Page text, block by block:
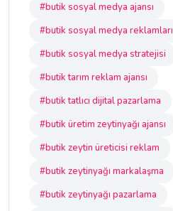
#butik sosyal medya ajansı
#butik sosyal medya reklamları
#butik sosyal medya stratejisi
#butik tarım reklam ajansı
#butik tatlıcı dijital pazarlama
#butik üretim zeytinyağı ajansı
#butik zeytin üreticisi reklam
#butik zeytinyağı markalaşma
#butik zeytinyağı pazarlama